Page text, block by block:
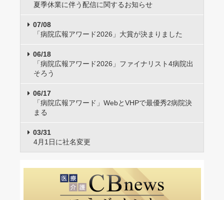
夏季休業に伴う配信に関するお知らせ
07/08
「病院広報アワード2026」大賞が決まりました
06/18
「病院広報アワード2026」ファイナリスト4病院出
そろう
06/17
「病院広報アワード」WebとVHPで最優秀2病院決
まる
03/31
4月1日に社名変更